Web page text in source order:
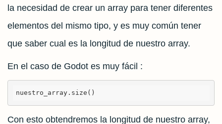
la necesidad de crear un array para tener diferentes
elementos del mismo tipo, y es muy común tener
que saber cual es la longitud de nuestro array.
En el caso de Godot es muy fácil :
nuestro_array.size()
Con esto obtendremos la longitud de nuestro array,